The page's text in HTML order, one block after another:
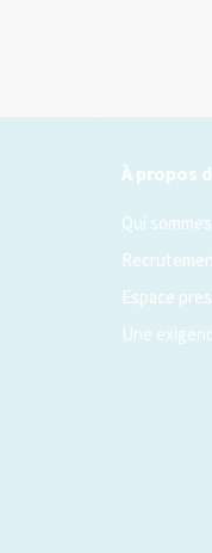
À propos
Qui
Espace
Une